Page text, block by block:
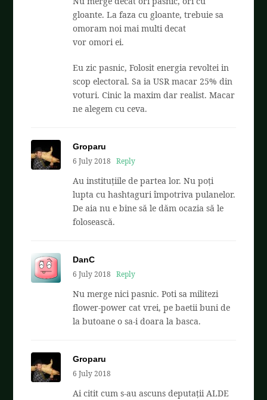
gloante. La faza cu gloante, trebuie sa
omoram noi mai multi decat
vor omori ei.
Eu zic pasnic, Folosit energia revoltei in
scop electoral. Sa ia USR macar 25% din
voturi. Cinic la maxim dar realist. Macar
ne alegem cu ceva.
Groparu
6 July 2018
Reply
Au instituțiile de partea lor. Nu poți
lupta cu hashtaguri împotriva pulanelor.
De aia nu e bine să le dăm ocazia să le
folosească.
DanC
6 July 2018
Reply
Nu merge nici pasnic. Poti sa militezi
flower-power cat vrei, pe baetii buni de
la butoane o sa-i doara la basca.
Groparu
6 July 2018
Ai citit cum s-au ascuns deputații ALDE